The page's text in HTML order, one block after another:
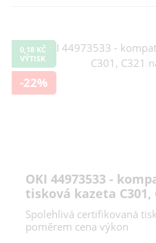
0,18 KČ
VÝTISK
-22%
OKI 44973533 -
tisková kazeta C301,
Spolehlivá certifikovaná
poměrem cena výkon